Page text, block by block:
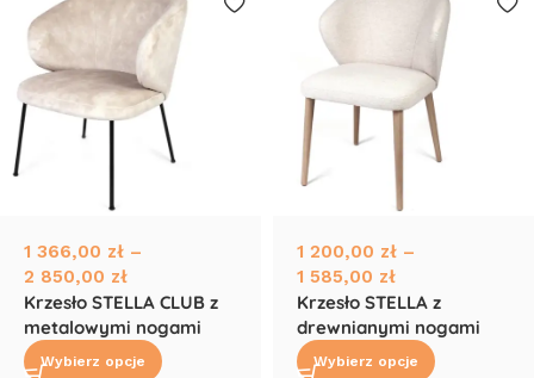
1 366,00 zł –
2 850,00 zł
Krzesło STELLA CLUB z
metalowymi nogami
Wybierz opcje
1 200,00 zł –
1 585,00 zł
Krzesło STELLA z
drewnianymi nogami
Wybierz opcje